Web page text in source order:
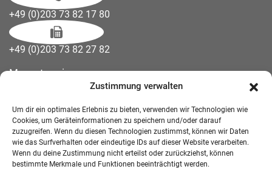
Zustimmung verwalten
Um dir ein optimales Erlebnis zu bieten, verwenden wir Technologien wie
Cookies, um Geräteinformationen zu speichern und/oder darauf
zuzugreifen. Wenn du diesen Technologien zustimmst, können wir Daten
wie das Surfverhalten oder eindeutige IDs auf dieser Website verarbeiten.
Wenn du deine Zustimmung nicht erteilst oder zurückziehst, können
bestimmte Merkmale und Funktionen beeinträchtigt werden.
+49 (0)203 73 82 17 80
+49 (0)203 73 82 27 82
Messetermine
Downloads
Wandelemente
Über uns
Impressum